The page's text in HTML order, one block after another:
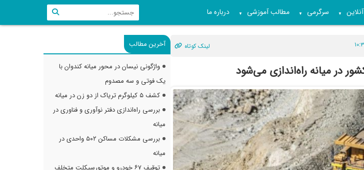
▼ سرگرمی ▼ مطالب آموزشی ▼ درباره ما
لینک کوتاه
در میانه راه‌اندازی می‌شود
آخرین مطالب
واژگونی نیسان در محور میانه کندوان با
یک فوتی و سه مصدوم
کشف ۵ کیلوگرم تریاک از دو زن در میانه
بررسی راه‌اندازی دفتر نوآوری و فناوری در
میانه
بررسی مشکلات مساکن ۵۰۲ واحدی در
میانه
توقیف ۶۷ خودرو و موتورسیکلت متخلف